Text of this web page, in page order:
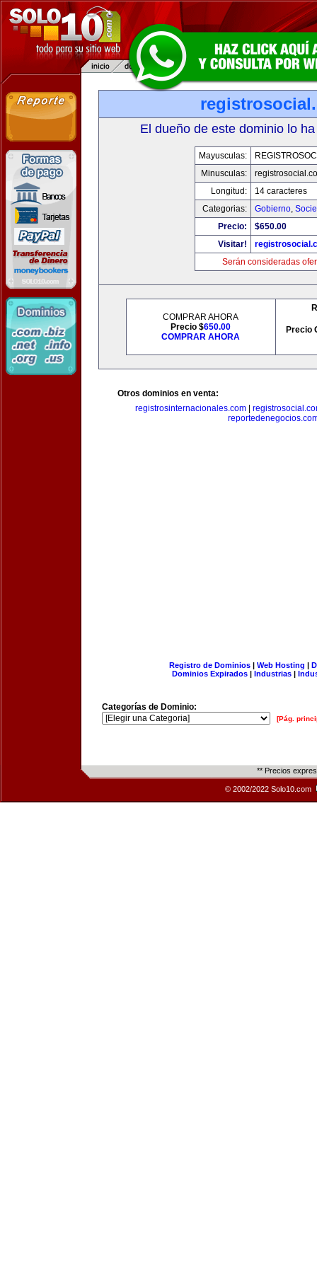
El dueño de este dominio lo
Mayusculas:
Minusculas:
Longitud:
14 caracteres
Categorias:
Gobierno,
Precio:
$650.00
Visitar!
Serán consideradas
COMPRAR AHORA
Precio $650.00
COMPRAR AHORA
Precio
Otros dominios en venta:
registrosinternacionales.com
Registro de Dominios| Web Hosting |
Dominios Expirados | Industrias |
Categorías de Dominio:
[Pág.
** Precios
© 2002/2022 Solo10.com